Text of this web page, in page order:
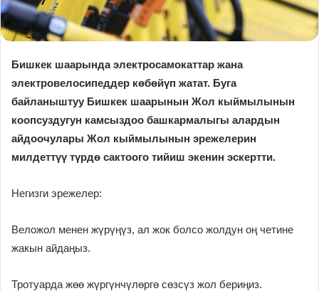
Бишкек шаарында электросамокаттар жана
электровелосипеддер көбөйүп жатат. Буга
байланыштуу Бишкек шаарынын Жол кыймылынын
коопсуздугун камсыздоо башкармалыгы алардын
айдоочулары Жол кыймылынын эрежелерин
милдеттүү түрдө сактоого тийиш экенин эскертти.
Негизги эрежелер:
Веложол менен жүрүңүз, ал жок болсо жолдун оң четине
жакын айдаңыз.
Тротуарда жөө жүргүнчүлөргө сөзсүз жол бериңиз.